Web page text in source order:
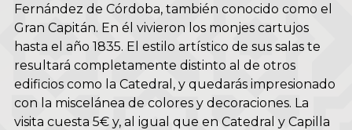
Fernández de Córdoba, también conocido como el
Gran Capitán. En él vivieron los monjes cartujos
hasta el año 1835. El estilo artístico de sus salas te
resultará completamente distinto al de otros
edificios como la Catedral, y quedarás impresionado
con la miscelánea de colores y decoraciones. La
visita cuesta 5€ y, al igual que en Catedral y Capilla